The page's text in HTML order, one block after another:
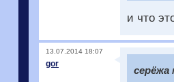
и что
13.07.2014 18:07
gor